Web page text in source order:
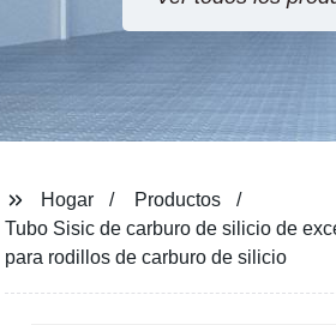
Hogar
Productos
Tubo Sisic de carburo de silicio de
para rodillos de carburo de silicio